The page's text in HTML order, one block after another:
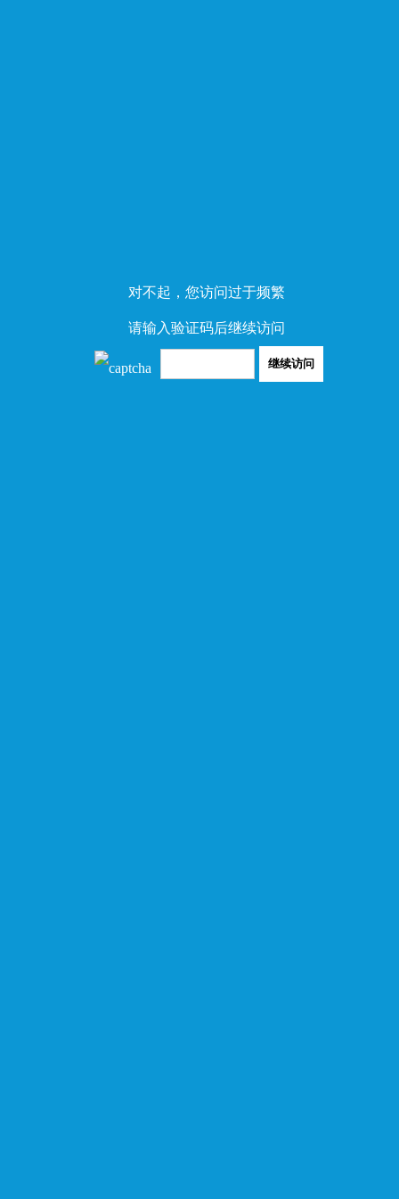
对不起，您访问过于频繁
请输入验证码后继续访问
继续访问